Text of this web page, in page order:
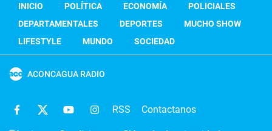
INICIO POLÍTICA ECONOMÍA
POLICIALES
DEPARTAMENTALES
DEPORTES
MUCHO SHOW
LIFESTYLE
MUNDO SOCIEDAD
ACONCAGUA RADIO
RSS Contactanos